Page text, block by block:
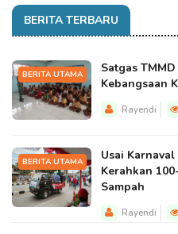
BERITA TERBARU
BERITA UTAMA
Satgas
Kebangsaan
Rayendi
BERITA UTAMA
Usai
Kerahkan
Sampah
Rayendi